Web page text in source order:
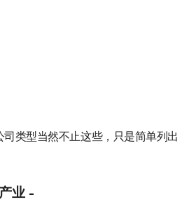
司类型当然不止这些，只是简单列出
业 –